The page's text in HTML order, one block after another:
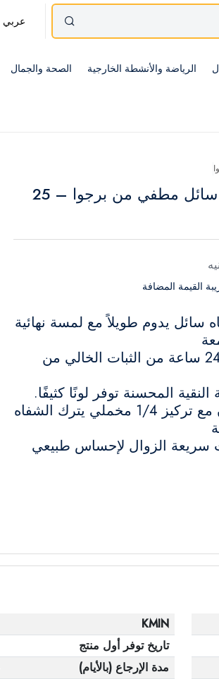
عربي
الرياضة والأنشطة الخارجية الصحة والجمال
أحمر شفاه سائل مطفي من برجوا – 25
القيمة المضافة
سائل يدوم طويلاً مع لمسة نهائية
ما يصل إلى 24 ساعة من الثبات الخالي من
النقية المحسنة توفر لونًا كثيفًا.
ملمس ذوبان مع تركيز 1/4 مخملي يترك الشفاه
سريعة الزوال لإحساس طبيعي
KMIN
تاريخ توفر أول منتج
مدة الإرجاع (بالأيام)